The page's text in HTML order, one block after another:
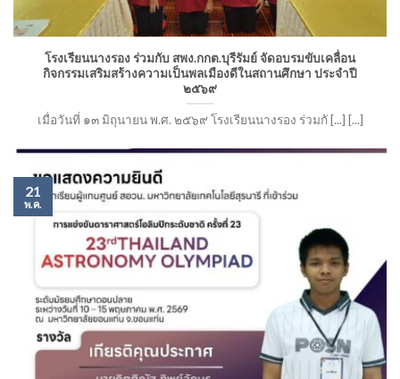
โรงเรียนนางรอง ร่วมกับ สพง.กกต.บุรีรัมย์ จัดอบรมขับเคลื่อน
กิจกรรมเสริมสร้างความเป็นพลเมืองดีในสถานศึกษา ประจำปี
๒๕๖๙
เมื่อวันที่ ๑๓ มิถุนายน พ.ศ. ๒๕๖๙ โรงเรียนนางรอง ร่วมกั [...] [...]
21
พ.ค.